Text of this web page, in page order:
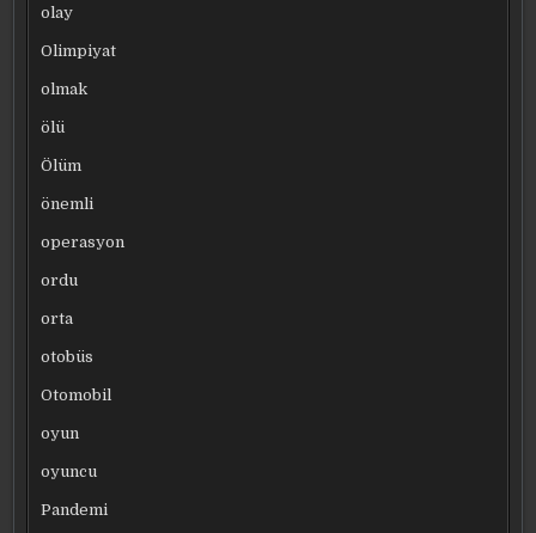
olay
Olimpiyat
olmak
ölü
Ölüm
önemli
operasyon
ordu
orta
otobüs
Otomobil
oyun
oyuncu
Pandemi